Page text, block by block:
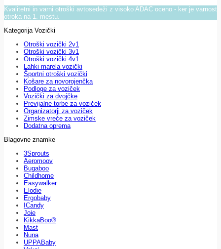
Kvalitetni in varni otroški avtosedeži z visoko ADAC oceno - ker je varnost
otroka na 1. mestu.
Kategorija Vozički
Otroški vozički 2v1
Otroški vozički 3v1
Otroški vozički 4v1
Lahki marela vozički
Športni otroški vozički
Košare za novorojenčka
Podloge za voziček
Vozički za dvojčke
Previjalne torbe za voziček
Organizatorji za voziček
Zimske vreče za voziček
Dodatna oprema
Blagovne znamke
3Sprouts
Aeromoov
Bugaboo
Childhome
Easywalker
Elodie
Ergobaby
ICandy
Joie
KikkaBoo®
Mast
Nuna
UPPABaby